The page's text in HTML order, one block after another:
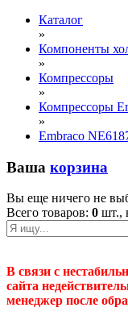
Каталог
»
Компоненты
»
Компрессоры
»
Компрессоры
»
Embraco
Ваша корзина
Вы еще ничего не
Всего товаров: 0 шт.,
В связи с
сайта
менеджер после